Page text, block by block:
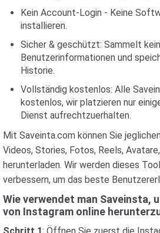
Kein Account-Login - Keine
installieren.
Sicher & geschützt: Sammelt
Benutzerinformationen und
Historie.
Vollständig kostenlos: Alle
kostenlos, wir platzieren nur
Dienst aufrechtzuerhalten.
Mit Saveinta.com können Sie
Videos, Stories, Fotos, Reels,
herunterladen. Wir werden dieses
verbessern, um das beste
Wie verwendet man Saveinsta,
von Instagram online